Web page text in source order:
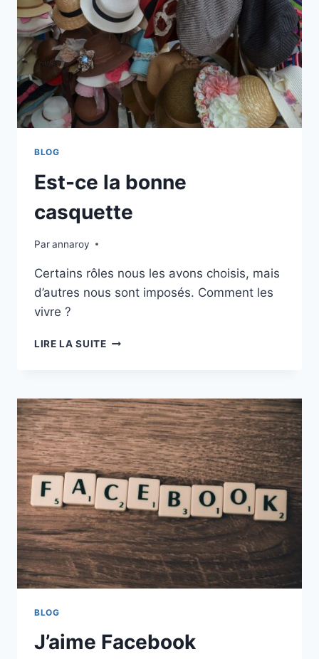
BLOG
Est-ce la bonne
casquette
Parannaroy
Certains rôles nous les avons choisis, mais
d’autres nous sont imposés. Comment les
vivre ?
LIRE LA SUITEEST-
CASQUETTE
BLOG
J’aime Facebook